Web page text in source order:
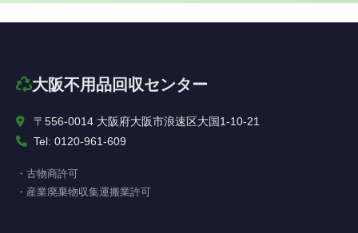
大阪不用品回収センター
〒556-0014 大阪府大阪市浪速区大国1-10-21
Tel: 0120-961-609
・古物商許可
・産業廃棄物収集運搬業許可